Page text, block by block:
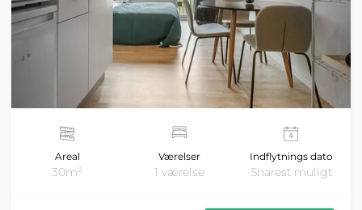
Areal
30m2
Værelser
1 værelse
Indflytnings dato
Snarest muligt